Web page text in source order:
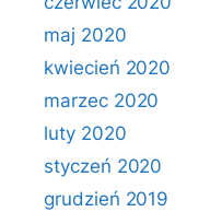
maj 2020
kwiecień 2020
marzec 2020
luty 2020
styczeń 2020
grudzień 2019